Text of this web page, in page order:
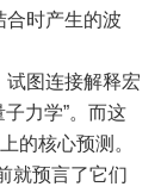
合时产生的波
试图连接解释宏
子力学”。而这
的核心预测。
就预言了它们